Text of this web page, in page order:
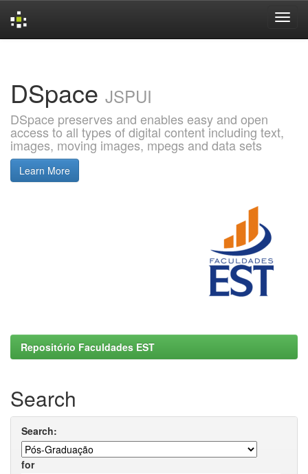
DSpace JSPUI
DSpace preserves and enables easy and open
access to all types of digital content including text,
images, moving images, mpegs and data sets
Learn More
Repositório Faculdades EST
Search
Search:
for